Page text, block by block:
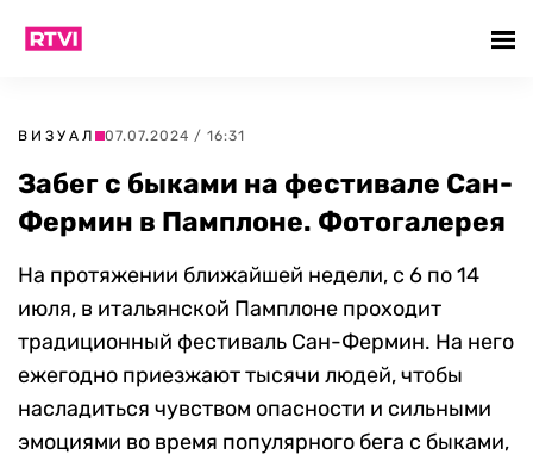
ВИЗУАЛ 07.07.2024 / 16:31
Забег с быками на фестивале Сан-
Фермин в Памплоне. Фотогалерея
На протяжении ближайшей недели, с 6 по 14
июля, в итальянской Памплоне проходит
традиционный фестиваль Сан-Фермин. На него
ежегодно приезжают тысячи людей, чтобы
насладиться чувством опасности и сильными
эмоциями во время популярного бега с быками,